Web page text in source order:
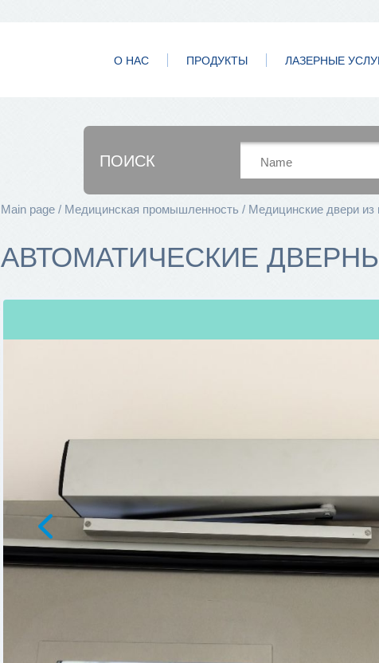
О НАС ПРОДУКТЫ ЛАЗЕРНЫЕ
ПОИСК
Main page Медицинская промышленность Медицинские двери
АВТОМАТИЧЕСКИЕ